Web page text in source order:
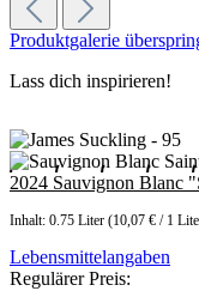
Produktgalerie
Lass dich inspirieren!
2024 Sauvignon Blanc
Inhalt: 0.75 Liter (10,07 € / 1
Lebensmittelangaben
Regulärer Preis: